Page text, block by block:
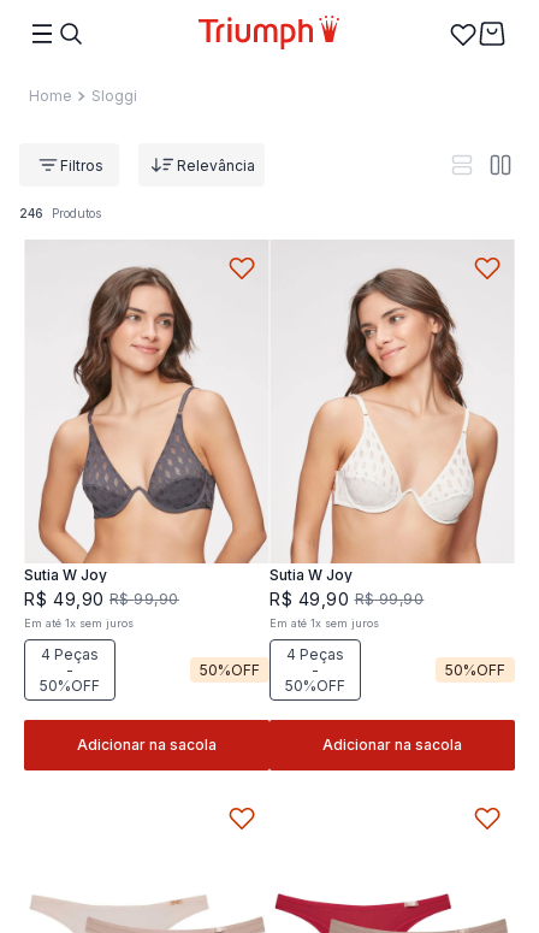
Sloggi
Relevância
246 Produtos
Sutia W Joy
R$ 49 90 R$ 99,90
Em até1x sem juros
4 Peças
-
50%OFF
50%OFF
Adicionar na sacola
Sutia W Joy
R$ 49 ,90 R$ 99,90
Em até 1x sem juros
4 Peças
-
50%OFF
50%OFF
Adicionar na sacola